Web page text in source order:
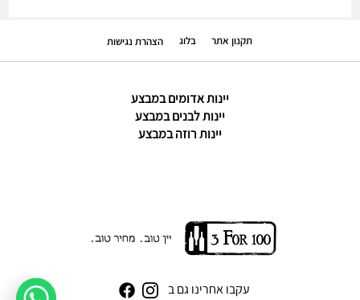
תקנון אתר בלוג הצהרת נגישות
יינות אדומים במבצע
יינות לבנים במבצע
יינות רוזה במבצע
עקבו אחרינו גם ב